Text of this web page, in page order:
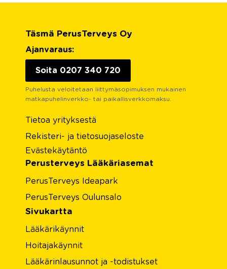
Täsmä PerusTerveys Oy
Ajanvaraus:
Soita 0207 340 720
Puhelusta veloitetaan liittymäsopimuksen mukainen
matkapuhelinverkko- tai paikallisverkkomaksu.
Tietoa yrityksestä
Rekisteri- ja tietosuojaseloste
Evästekäytäntö
Perusterveys Lääkäriasemat
PerusTerveys Ideapark
PerusTerveys Oulunsalo
Sivukartta
Lääkärikäynnit
Hoitajakäynnit
Lääkärinlausunnot ja -todistukset